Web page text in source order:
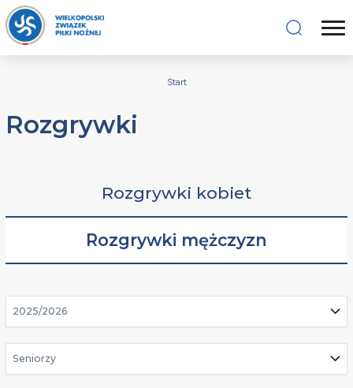
Start
Rozgrywki
Rozgrywki kobiet
Rozgrywki mężczyzn
2025/2026
Seniorzy